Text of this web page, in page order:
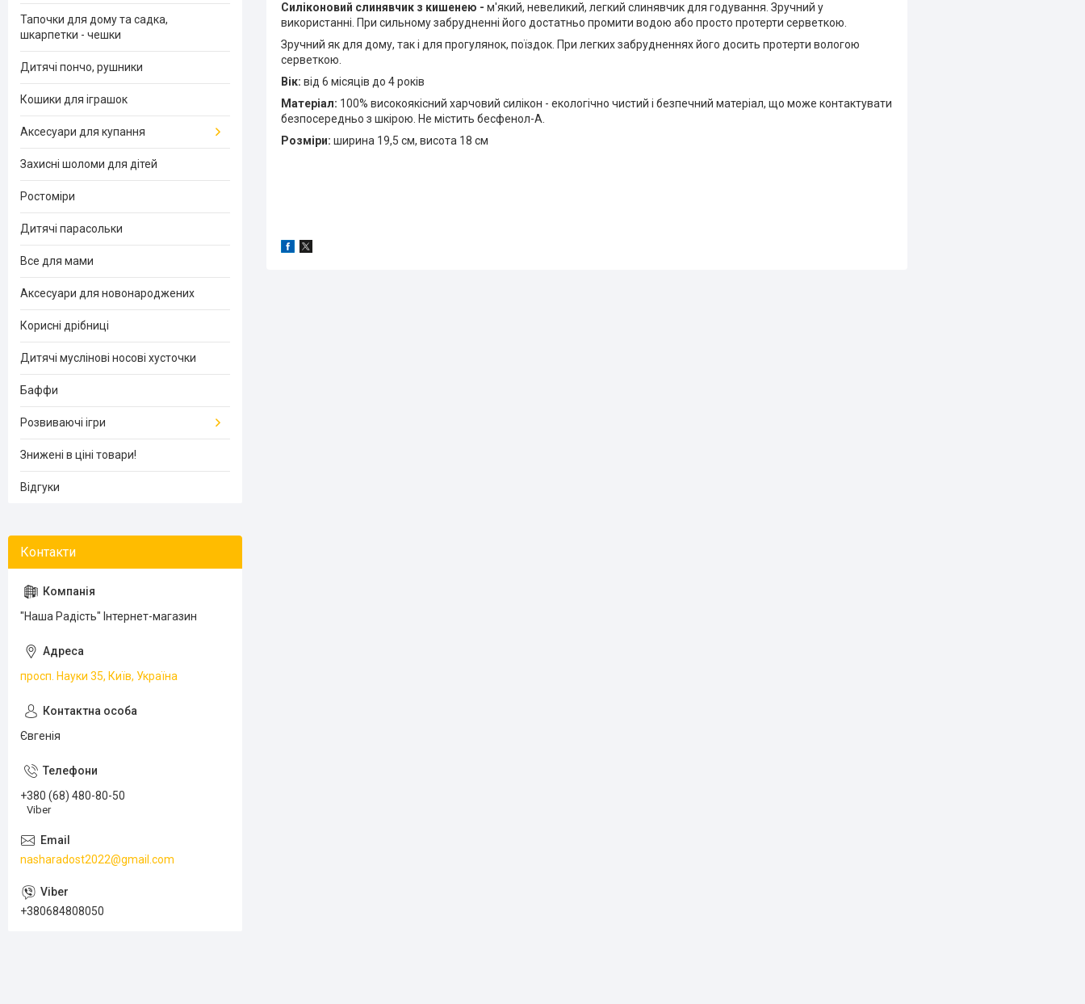
Силіконовий слинявчик з кишенею - м'який, невеликий, легкий слинявчик для годування. Зручний у
використанні. При сильному забрудненні його достатньо промити водою або просто протерти серветкою.
Зручний як для дому, так і для прогулянок, поїздок. При легких забрудненнях його досить протерти вологою
серветкою.
Вік: від 6 місяців до 4 років
Матеріал: 100% високоякісний харчовий силікон - екологічно чистий і безпечний матеріал, що може контактувати
безпосередньо з шкірою. Не містить бесфенол-А.
Розміри: ширина 19,5 см, висота 18 см
Тапочки для дому та садка,
шкарпетки - чешки
Дитячі пончо, рушники
Кошики для іграшок
Аксесуари для купання
Захисні шоломи для дітей
Ростоміри
Дитячі парасольки
Все для мами
Аксесуари для новонароджених
Корисні дрібниці
Дитячі муслінові носові хусточки
Баффи
Розвиваючі ігри
Знижені в ціні товари!
Відгуки
"Наша Радість" Інтернет-магазин
просп. Науки 35, Київ, Україна
Євгенія
+380 (68) 480-80-50
Viber
nasharadost2022@gmail.com
+380684808050